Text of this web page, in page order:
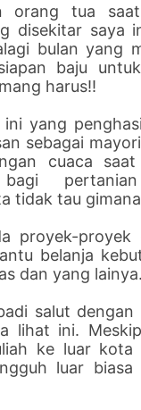
orang tua
disekitar saya
bulan yang
baju
harus!!
yang
sebagai
cuaca
bagi
tidak tau
proyek-proyek
belanja
dan yang lainya.
salut
lihat ini.
ke luar kota
luar biasa